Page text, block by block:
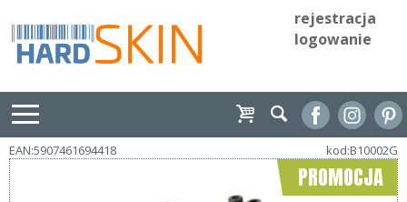
rejestracja
logowanie
EAN:5907461694418 kod:B10002G
PROMOCJA